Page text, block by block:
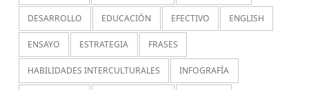
DESARROLLO EDUCACIÓN EFECTIVO ENGLISH
ENSAYO ESTRATEGIA FRASES
HABILIDADES INTERCULTURALES INFOGRAFÍA